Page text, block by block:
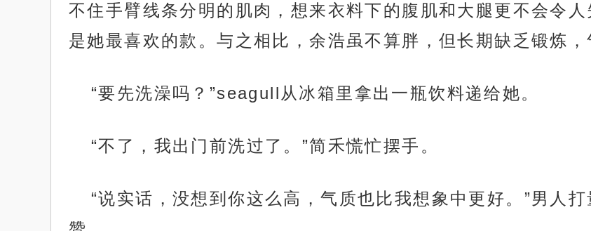
不住手臂线条分明的肌肉，想来衣料下的腹肌和大腿更不会令
是她最喜欢的款。与之相比，余浩虽不算胖，但长期缺乏锻炼，
“要先洗澡吗？”seagull从冰箱里拿出一瓶饮料递给她。
“不了，我出门前洗过了。”简禾慌忙摆手。
“说实话，没想到你这么高，气质也比我想象中更好。”男人